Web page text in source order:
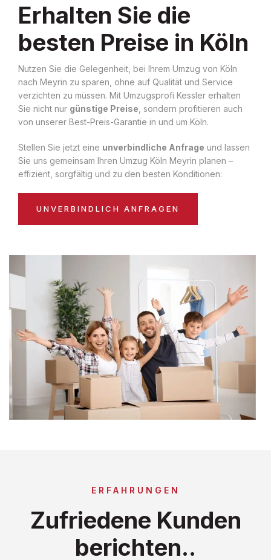
Erhalten Sie die
besten Preise in Köln
Nutzen Sie die Gelegenheit, bei Ihrem Umzug von Köln
nach Meyrin zu sparen, ohne auf Qualität und Service
verzichten zu müssen. Mit Umzugsprofi Kessler erhalten
Sie nicht nur günstige Preise , sondern profitieren auch
von unserer Best-Preis-Garantie in und um Köln.
Stellen Sie jetzt eine unverbindliche Anfrage und lassen
Sie uns gemeinsam Ihren Umzug Köln Meyrin planen –
effizient, sorgfältig und zu den besten Konditionen:
UNVERBINDLICH ANFRAGEN
ERFAHRUNGEN
Zufriedene Kunden
berichten..